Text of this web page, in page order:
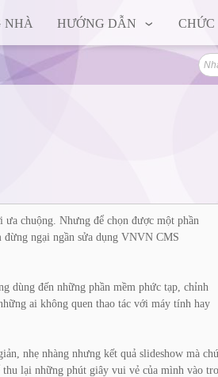
NHÀ HƯỚNG DẪN
chuộng. Nhưng để chọn được một phần
ngại ngần sửa dụng VNVN CMS
dùng đến những phần mềm phức tạp, chỉnh
ai không quen thao tác với máy tính hay
nhẹ nhàng nhưng kết quả slideshow mà
lại những phút giây vui vẻ của mình vào